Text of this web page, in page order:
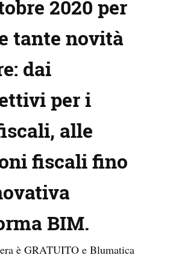
2020 per
tante novità
dai
per i
alle
fiscali fino
BIM.
è GRATUITO e Blumatica